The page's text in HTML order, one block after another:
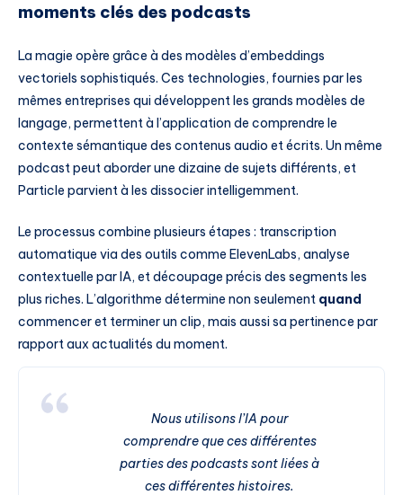
moments clés des podcasts
La magie opère grâce à des modèles d’embeddings
vectoriels sophistiqués. Ces technologies, fournies par les
mêmes entreprises qui développent les grands modèles de
langage, permettent à l’application de comprendre le
contexte sémantique des contenus audio et écrits. Un même
podcast peut aborder une dizaine de sujets différents, et
Particle parvient à les dissocier intelligemment.
Le processus combine plusieurs étapes : transcription
automatique via des outils comme ElevenLabs, analyse
contextuelle par IA, et découpage précis des segments les
plus riches. L’algorithme détermine non seulement quand
commencer et terminer un clip, mais aussi sa pertinence par
rapport aux actualités du moment.
Nous utilisons l’IA pour
comprendre que ces différentes
parties des podcasts sont liées à
ces différentes histoires.